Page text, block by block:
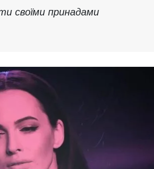
своїми принадами